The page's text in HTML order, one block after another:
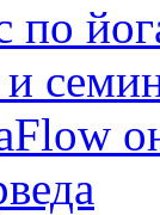
по